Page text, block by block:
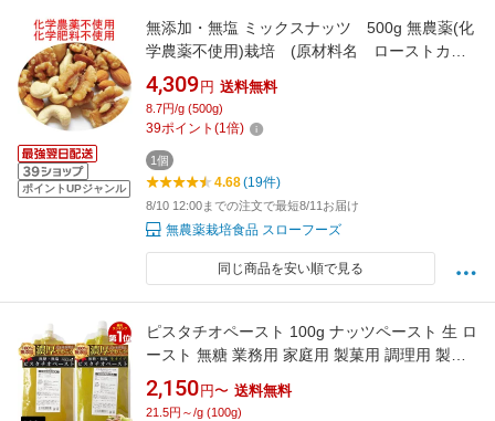
ポイントUPジャンル
無添加・無塩 ミックスナッツ 500g 無農薬(化
学農薬不使用)栽培 (原材料名 ローストカシ
ューナッツ、ローストアーモンド、生くるみ）
明細書不可(領収書は購入履歴ダウンロード可)
沖縄県への発送は別途、税込1100円かかります
4,309 円 送料無料
8.7円/g (500g)
39ポイント (1倍)
1個
4.68(19件)
8/10 12:00までの注文で最短8/11お届け
無農薬栽培食品 スローフーズ
同じ商品を安い順で見る
ピスタチオペースト 100g ナッツペースト 生 ロ
ースト 無糖 業務用 家庭用 製菓用 調理用 製パ
ン用 食塩 無添加 ピスタチオクリーム
YAWARAKA 常温 なめらか
2,150 円〜 送料無料
21.5円～/g (100g)